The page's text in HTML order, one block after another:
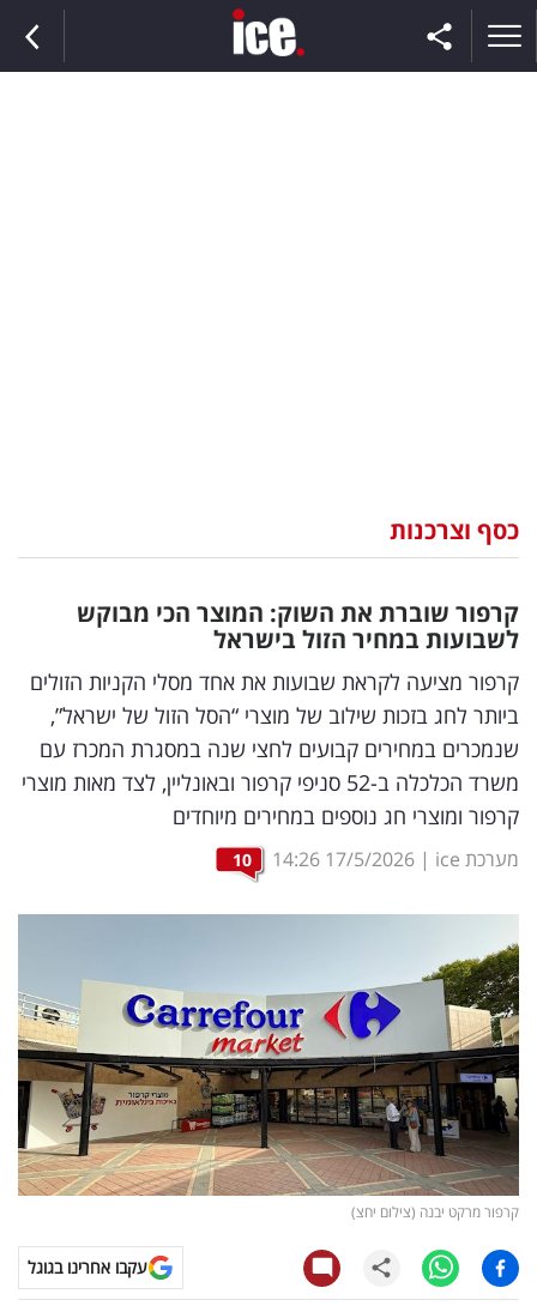
וצרכנות
דיגיטל
וטק
שיווק
ופרסום
משפט
ומחקרים
דעות
רכילות
עסקית
קריפטו
ויראלי
עסקי
כסף וצרכנות
קרפור שוברת את השוק: המוצר הכי מבוקש
לשבועות במחיר הזול בישראל
קרפור מציעה לקראת שבועות את אחד מסלי הקניות הזולים
ביותר לחג בזכות שילוב של מוצרי “הסל הזול של ישראל”,
שנמכרים במחירים קבועים לחצי שנה במסגרת המכרז עם
משרד הכלכלה ב-52 סניפי קרפור ובאונליין, לצד מאות מוצרי
קרפור ומוצרי חג נוספים במחירים מיוחדים
מערכת ice |
17/5/2026
14:26
10
קרפור מרקט יבנה (צילום יחצ)
עקבו אחרינו בגוגל